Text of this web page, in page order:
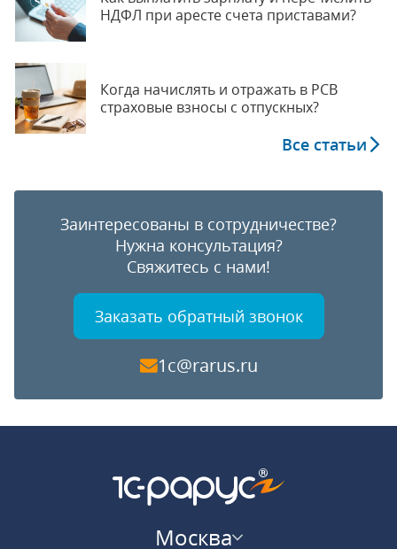
НДФЛ при аресте счета приставами?
Когда начислять и отражать в РСВ
страховые взносы с отпускных?
Все статьи
Заинтересованы в сотрудничестве?
Нужна консультация?
Свяжитесь с нами!
Заказать обратный звонок
1c@rarus.ru
Москва